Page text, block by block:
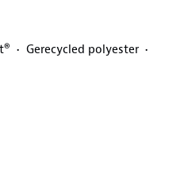
Gerecycled polyester